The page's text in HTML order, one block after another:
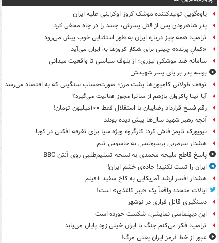
یاوه‌گویی تولیدکننده موشک کروز اوکراینی علیه ایران
پدر شاهرودی پس از قتل پسرش، جسد را در چاه مخفی کرد
ترامپ: همه چیز درباره ایران به طور استثنایی خوب پیش می‌رود
«کمانِ پرنده» چینی برای شکار کروزها به ایران می‌آید
سامانه ضد موشکی لیزری؛ از بلوف سیاسی تا واقعیت میدانی
بوسه‌ پدر بر پای پسر شهیدش
توقف طولانی کامیون‌ها پشت مرز؛ صورت‌حساب سنگینی که به اقتصاد می‌رسد
آیا تینا پاکروان بازهم از ساترا مجوز فعالیت می‌گیرد؟
رقم فسخ قرارداد رضاییان با استقلال فقط ۱۰۰میلیون تومان!
آنچه رهبر شهید سال‌ها پیش دیده بودند
نیویورک تایمز فاش کرد: کارگروه ویژه سیا برای تفرقه افکنی در کوبا
هشدار سرمربی پرسپولیس به جاسوس تیم
پاسخ قاطع ملیحه محمدی به نسخه تسلیم‌طلبی روی آنتن BBC
ایران را تست نکنید! جاده‌ی خشم ایران!
هشدار افسر ارشد آمریکایی به کاخ سفید +فیلم
ایالات متحده واقعاً یک «ببر کاغذی» است!
دستگیری قاتل فراری در نوشهر
این دیپلماسی نمایشی، شکست خورده است
ترامپ: فکر می‌کنم جنگ با ایران خیلی زود پایان می‌یابد
عبور از خط قرمز ایران یعنی مرگ!